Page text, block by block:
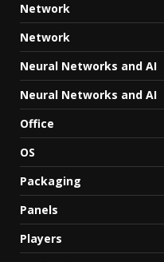
Network
Network
Neural Networks and AI
Neural Networks and AI
Office
OS
Packaging
Panels
Players